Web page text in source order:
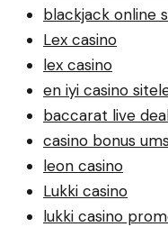
blackjack online
Lex casino
lex casino
en iyi casino
baccarat live
casino bonus
leon casino
Lukki casino
lukki casino